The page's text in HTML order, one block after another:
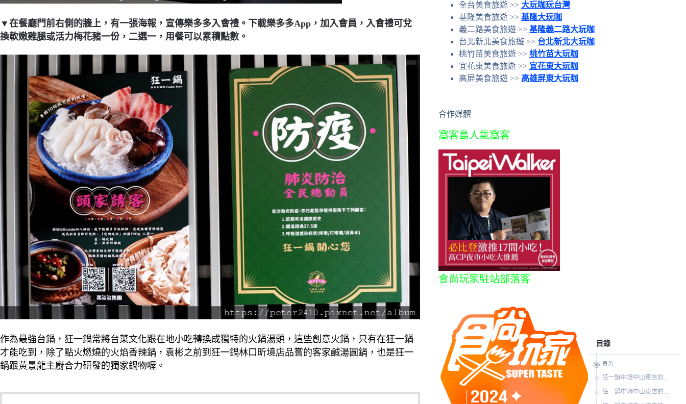
▼在餐廳門前右側的牆上，有一張海報，宣傳樂多多入會禮。下載樂多多App，加入會員，入會禮可兌
換軟嫩雞腿或活力梅花豬一份，二選一，用餐可以累積點數。
作為最強台鍋，狂一鍋常將台菜文化跟在地小吃轉換成獨特的火鍋湯頭，這些創意火鍋，只有在狂一鍋
才能吃到，除了點火燃燒的火焰香辣鍋，袁彬之前到狂一鍋林口昕境店品嘗的客家鹹湯圓鍋，也是狂一
鍋跟黃景龍主廚合力研發的獨家鍋物喔。
全台美食旅遊 >> 大玩咖玩台灣
基隆美食旅遊 >> 基隆大玩咖
義二路美食旅遊 >> 基隆義二路大玩咖
台北新北美食旅遊 >> 台北新北大玩咖
桃竹苗美食旅遊 >> 桃竹苗大玩咖
宜花東美食旅遊 >> 宜花東大玩咖
高屏美食旅遊 >> 高雄屏東大玩咖
合作媒體
窩客島人氣窩客
食尚玩家駐站部落客
目錄
頁首